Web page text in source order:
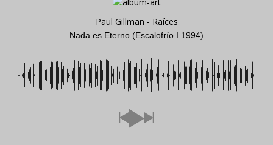
Paul Gillman - Raíces
Nada es Eterno (Escalofrío I 1994)